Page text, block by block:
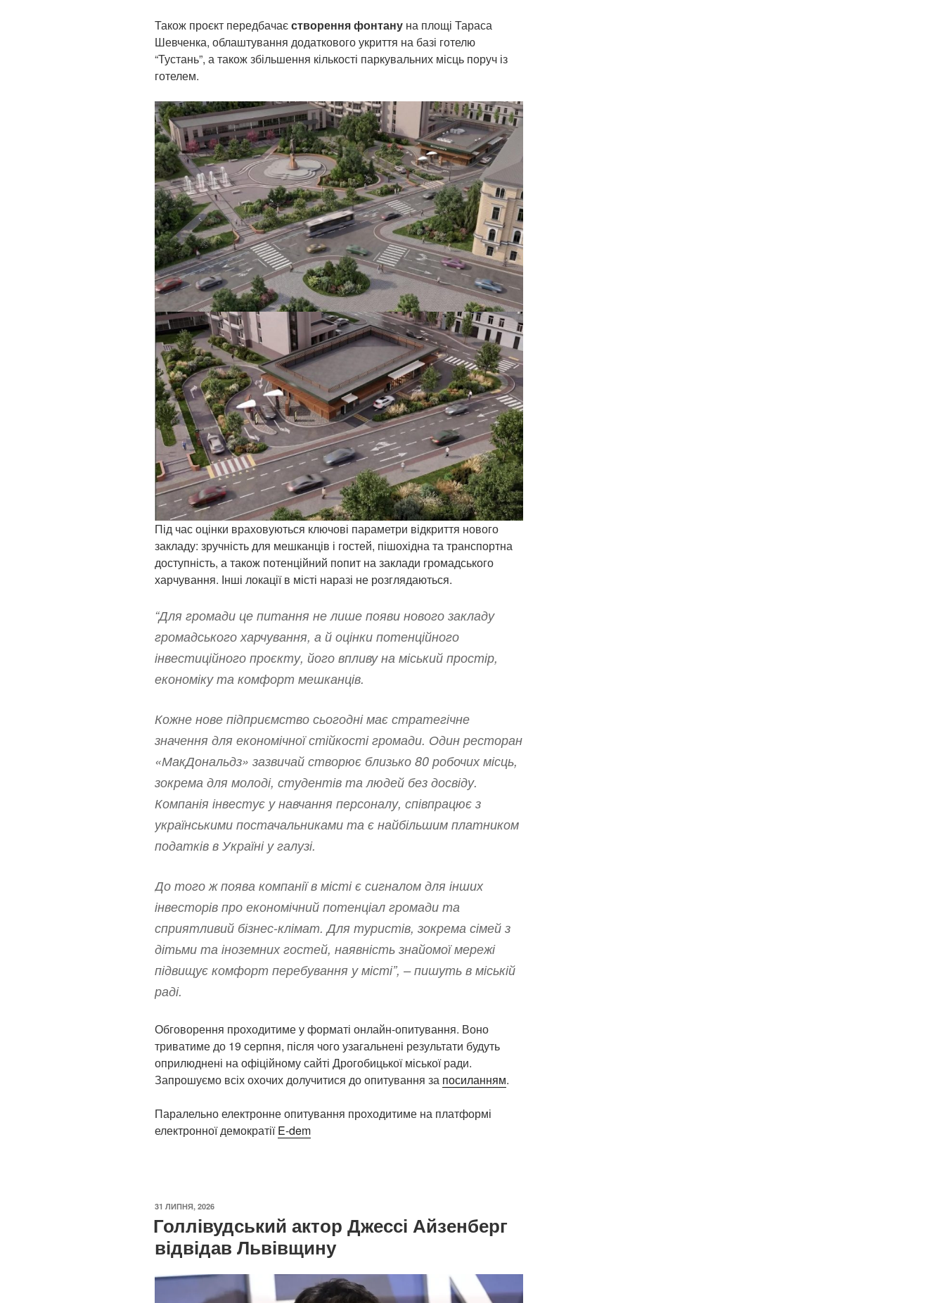
Також проєкт передбачаєстворення фонтану на площі Тараса
Шевченка, облаштування додаткового укриття на базі готелю
“Тустань”, а також збільшення кількості паркувальних місць поруч із
готелем.
Під час оцінки враховуються ключові параметри відкриття нового
закладу: зручність для мешканців і гостей, пішохідна та транспортна
доступність, а також потенційний попит на заклади громадського
харчування. Інші локації в місті наразі не розглядаються.
“Для громади це питання не лише появи нового закладу
громадського харчування, а й оцінки потенційного
інвестиційного проєкту, його впливу на міський простір,
економіку та комфорт мешканців.
Кожне нове підприємство сьогодні має стратегічне
значення для економічної стійкості громади. Один ресторан
«МакДональдз» зазвичай створює близько 80 робочих місць,
зокрема для молоді, студентів та людей без досвіду.
Компанія інвестує у навчання персоналу, співпрацює з
українськими постачальниками та є найбільшим платником
податків в Україні у галузі.
До того ж поява компанії в місті є сигналом для інших
інвесторів про економічний потенціал громади та
сприятливий бізнес-клімат. Для туристів, зокрема сімей з
дітьми та іноземних гостей, наявність знайомої мережі
підвищує комфорт перебування у місті”, – пишуть в міській
раді.
Обговорення проходитиме у форматі онлайн-опитування. Воно
триватиме до 19 серпня, після чого узагальнені результати будуть
оприлюднені на офіційному сайті Дрогобицької міської ради.
Запрошуємо всіх охочих долучитися до опитування за посиланням.
Паралельно електронне опитування проходитиме на платформі
електронної демократіїE-dem
ОПУБЛІКОВАНО
31 ЛИПНЯ, 2026
Голлівудський актор Джессі Айзенберг
відвідав Львівщину